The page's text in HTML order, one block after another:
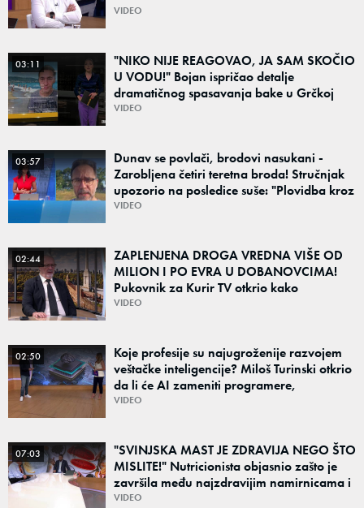
govoru i porukama jedinstva: "Od prošlosti
VIDEO
03:11
"NIKO NIJE REAGOVAO, JA SAM SKOČIO
U VODU!" Bojan ispričao detalje
dramatičnog spasavanja bake u Grčkoj
VIDEO
03:57
Dunav se povlači, brodovi nasukani -
Zarobljena četiri teretna broda! Stručnjak
upozorio na posledice suše: "Plovidba kroz
Srbiju je najmanji problem"
VIDEO
02:44
ZAPLENJENA DROGA VREDNA VIŠE OD
MILION I PO EVRA U DOBANOVCIMA!
Pukovnik za Kurir TV otkrio kako
funkcionišu kriminalne grupe: "Važno je
VIDEO
02:50
Koje profesije su najugroženije razvojem
veštačke inteligencije? Miloš Turinski otkrio
da li će AI zameniti programere,
prevodioce i marketare
VIDEO
07:03
"SVINJSKA MAST JE ZDRAVIJA NEGO ŠTO
MISLITE!" Nutricionista objasnio zašto je
završila među najzdravijim namirnicama i
šta obavezno jesti leti, a šta preskočiti
VIDEO